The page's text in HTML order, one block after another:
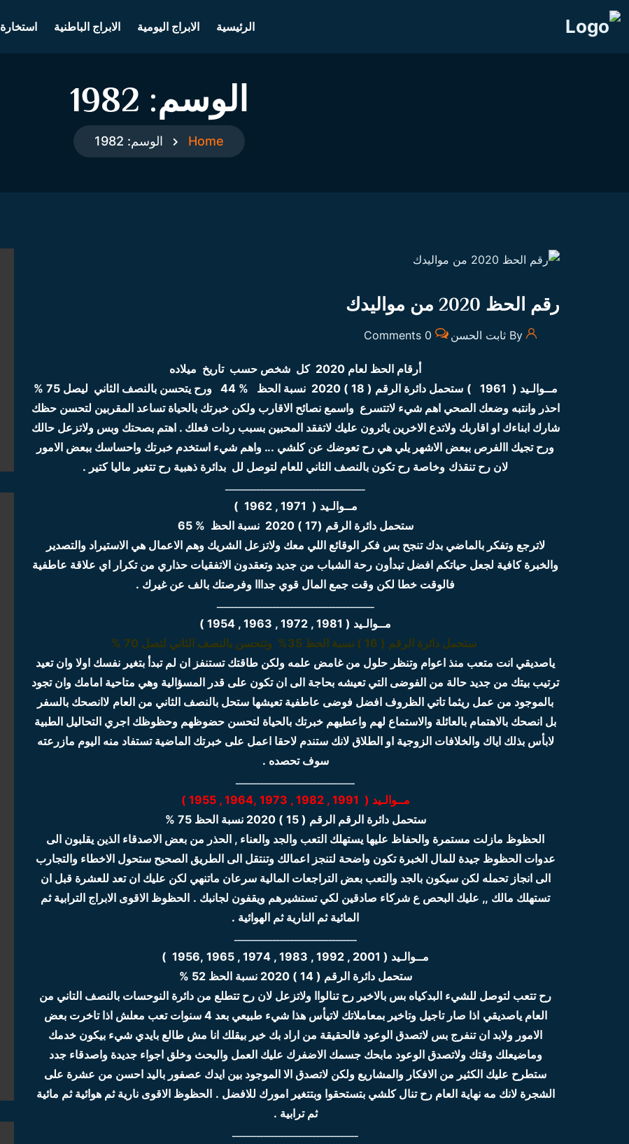
الرئيسية الابراج اليومية الابراج الباطنية استخارة
الوسم: 1982
Home الوسم: 1982
رقم الحظ 2020 من مواليدك
0 Comments
أرقام الحظ لعام 2020 كل شخص حسب تاريخ ميلاده
مــوالـيد ( 1961 )
ستحمل دائرة الرقم ( 18 ) 2020 نسبة الحظ % 44 ورح يتحسن بالنصف الثاني ليصل 75 %
احذر وانتبه وضعك الصحي اهم شيء لاتتسرع واسمع نصائح الاقارب ولكن خبرتك بالحياة تساعد المقربين لتحسن حظك
شارك ابناءك او اقاربك ولاتدع الاخرين ياثرون عليك لاتفقد المحبين بسبب ردات فعلك . اهتم بصحتك وبس ولاتزعل حالك
ورح تجيك االفرص ببعض الاشهر يلي هي رح تعوضك عن كلشي ... واهم شيء استخدم خبرتك واحساسك ببعض الامور
لان رح تنقذك وخاصة رح تكون بالنصف الثاني للعام لتوصل لل بدائرة ذهبية رح تتغير ماليا كتير .
ــــــــــــــــــــــــــــــــــــــــ
مــوالـيد ( 1971 , 1962 )
ستحمل دائرة الرقم (17 ) 2020 نسبة الحظ % 65
لاترجع وتفكر بالماضي بدك تنجح بس فكر الوقائع اللي معك ولاتزعل الشريك وهم الاعمال هي الاستيراد والتصدير
والخبرة كافية لجعل حياتكم افضل تبدأون رحة الشباب من جديد وتعقدون الاتفقيات حذاري من تكرار اي علاقة عاطفية
فالوقت خطا لكن وقت جمع المال قوي جدااا وفرصتك بالف عن غيرك .
ـــــــــــــــــــــــــــــــــــــــــــــ
مــوالـيد ( 1981 , 1972 , 1963 , 1954 )
ستحمل دائرة الرقم ( 16 ) نسبة الحظ 35% وتتحسن بالنصف الثاني لتصل 70 %
ياصديقي انت متعب منذ اعوام وتنظر حلول من غامض علمه ولكن طاقتك تستنفز ان لم تبدأ بتغير نفسك اولا وان تعيد
ترتيب بيتك من جديد حالة من الفوضى التي تعيشه بحاجة الى ان تكون على قدر المسؤالية وهي متاحية امامك وان تجود
بالموجود من عمل ريثما تاتي الظروف افضل فوضى عاطفية تعيشها ستحل بالنصف الثاني من العام لاانصحك بالسفر
بل انصحك بالاهتمام بالعائلة والاستماع لهم واعطيهم خبرتك بالحياة لتحسن حضوظهم وحظوظك اجري التحاليل الطبية
لابأس بذلك اياك والخلافات الزوجية او الطلاق لانك ستندم لاحقا اعمل على خبرتك الماضية تستفاد منه اليوم مازرعته
سوف تحصده .
ــــــــــــــــــــــــــــــــــ
مــوالـيد ( 1991 , 1982 , 1973 ,1964 , 1955 )
ستحمل دائرة الرقم الرقم ( 15 ) 2020 نسبة الحظ 75 %
الحظوظ مازلت مستمرة والحفاظ عليها يستهلك التعب والجد والعناء , الحذر من بعض الاصدقاء الذين يقلبون الى
عدوات الحظوظ جيدة للمال الخبرة تكون واضحة لتنجز اعمالك وتنتقل الى الطريق الصحيح ستحول الاخطاء والتجارب
الى انجاز تحمله لكن سيكون بالجد والتعب بعض التراجعات المالية سرعان ماتنهي لكن عليك ان تعد للعشرة قبل ان
تستهلك مالك ,, عليك البحص ع شركاء صادقين لكي تستشيرهم ويقفون لجانبك . الحظوظ الاقوى الابراج الترابية ثم
المائية ثم النارية ثم الهوائية .
ـــــــــــــــــــــــــــــــــــ
مــوالـيد ( 2001 , 1992 , 1983 , 1974 , 1965 ,1956 )
ستحمل دائرة الرقم ( 14 ) 2020 نسبة الحظ 52 %
رح تتعب لتوصل للشيء البدكياه بس بالاخير رح تنالواا ولاتزعل لان رح تتطلع من دائرة النوحسات بالنصف التاني من
العام ياصديقي
اذا صار تاجيل وتاخير بمعاملاتك لاتيأس هذا شيء طبيعي بعد 4 سنوات تعب معلش اذا تاخرت بعض
الامور ولابد ان تنفرج بس لاتصدق الوعود فالحقيقة من اراد بك خير بيقلك انا مش طالع بايدي شيء بيكون خدمك
وماضيعلك وقتك ولاتصدق الوعود مابحك جسمك الاضفرك عليك العمل والبحث وخلق اجواء جديدة واصدقاء جدد
ستطرح عليك الكثير من الافكار والمشاريع ولكن لاتصدق الا الموجود بين ايدك عصفور باليد احسن من عشرة على
الشجرة لانك مه نهاية العام رح تنال كلشي بتستحقوا وبتتغير امورك للافضل . الحظوظ الاقوى نارية ثم هوائية ثم مائية
ثم ترابية .
ــــــــــــــــــــــــــــــــــــ